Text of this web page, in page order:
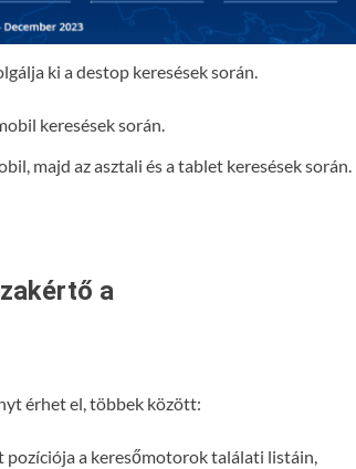
ki a destop keresések során.
majd az asztali és a tablet keresések során.
a
érhet el, többek között:
pozíciója a keresőmotorok találati listáin,